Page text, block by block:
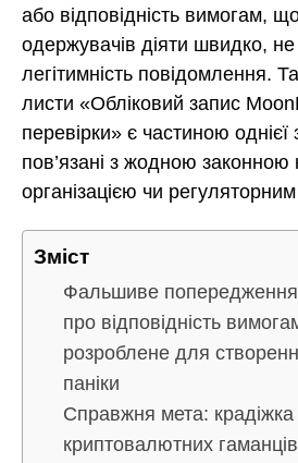
або відповідність вимогам,
одержувачів діяти швидко,
легітимність повідомлення.
листи «Обліковий запис
перевірки» є частиною
пов’язані з жодною законною
організацією чи
Зміст
Фальшиве попередження
про відповідність
розроблене для
паніки
Справжня мета: крадіжка
криптовалютних гаманців